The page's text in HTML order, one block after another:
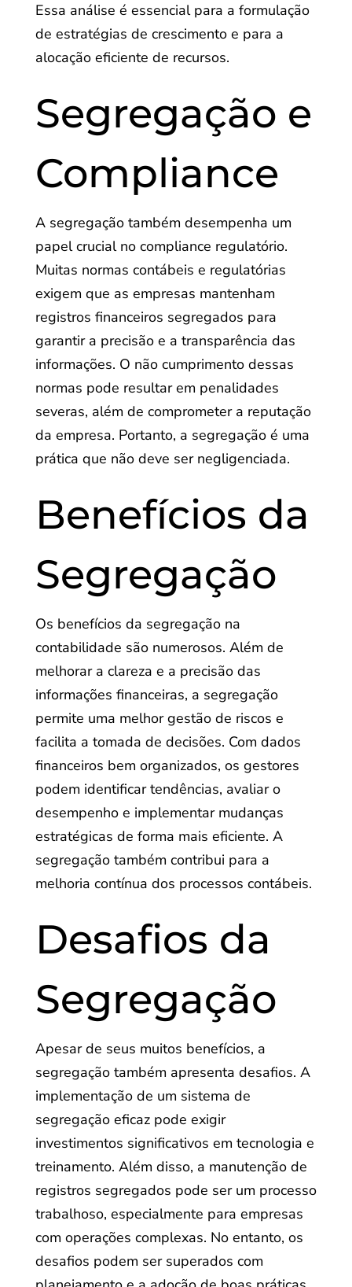
Essa análise é essencial para a formulação
de estratégias de crescimento e para a
alocação eficiente de recursos.
Segregação e
Compliance
A segregação também desempenha um
papel crucial no compliance regulatório.
Muitas normas contábeis e regulatórias
exigem que as empresas mantenham
registros financeiros segregados para
garantir a precisão e a transparência das
informações. O não cumprimento dessas
normas pode resultar em penalidades
severas, além de comprometer a reputação
da empresa. Portanto, a segregação é uma
prática que não deve ser negligenciada.
Benefícios da
Segregação
Os benefícios da segregação na
contabilidade são numerosos. Além de
melhorar a clareza e a precisão das
informações financeiras, a segregação
permite uma melhor gestão de riscos e
facilita a tomada de decisões. Com dados
financeiros bem organizados, os gestores
podem identificar tendências, avaliar o
desempenho e implementar mudanças
estratégicas de forma mais eficiente. A
segregação também contribui para a
melhoria contínua dos processos contábeis.
Desafios da
Segregação
Apesar de seus muitos benefícios, a
segregação também apresenta desafios. A
implementação de um sistema de
segregação eficaz pode exigir
investimentos significativos em tecnologia e
treinamento. Além disso, a manutenção de
registros segregados pode ser um processo
trabalhoso, especialmente para empresas
com operações complexas. No entanto, os
desafios podem ser superados com